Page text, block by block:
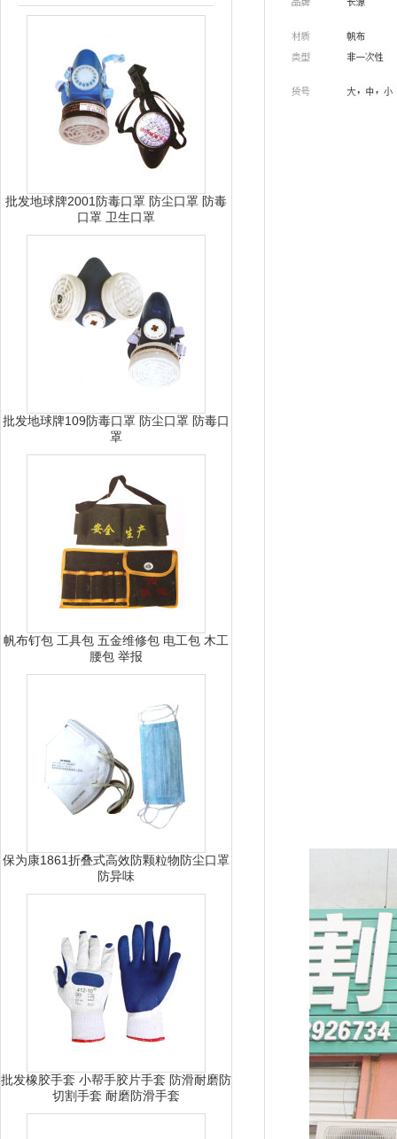
批发地球牌2001防毒口罩 防尘口罩 防毒
口罩 卫生口罩
批发地球牌109防毒口罩 防尘口罩 防毒口
罩
帆布钉包 工具包 五金维修包 电工包 木工
腰包 举报
保为康1861折叠式高效防颗粒物防尘口罩
防异味
批发橡胶手套 小帮手胶片手套 防滑耐磨防
切割手套 耐磨防滑手套